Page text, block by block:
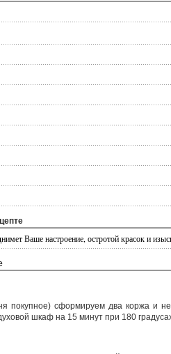
Ваше настроение, остротой красок и
покупное) сформируем два коржа и
шкаф на 15 минут при 180